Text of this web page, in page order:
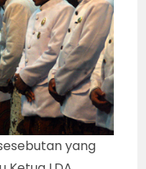
sesebutan yang